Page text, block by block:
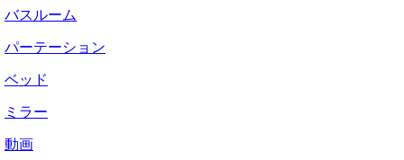
バスルーム
パーテーション
ベッド
ミラー
動画